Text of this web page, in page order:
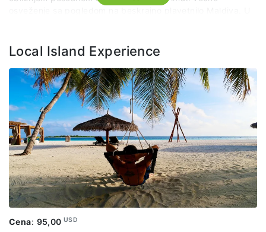
Paket uključuje: organizovani prevoz po predviđenom
itinereru, lokalnog vodiča, voće, opremu za snorkeling,
podvodne slike i snimke.
Paket ne uključuje:ručak.
Local Island Experience
Cena: 95,00USD